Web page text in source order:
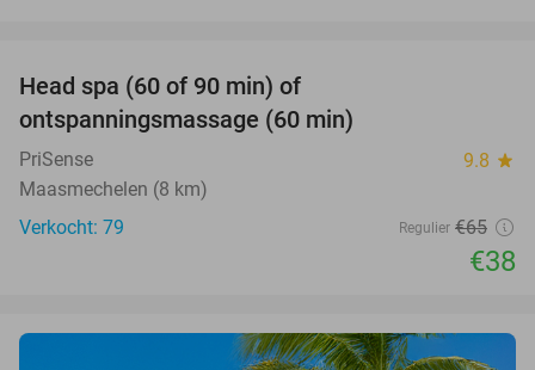
Head spa (60 of 90 min) of
ontspanningsmassage (60 min)
PriSense 9.8 star
Maasmechelen (8 km)
Verkocht: 79
Regulier €65
€38